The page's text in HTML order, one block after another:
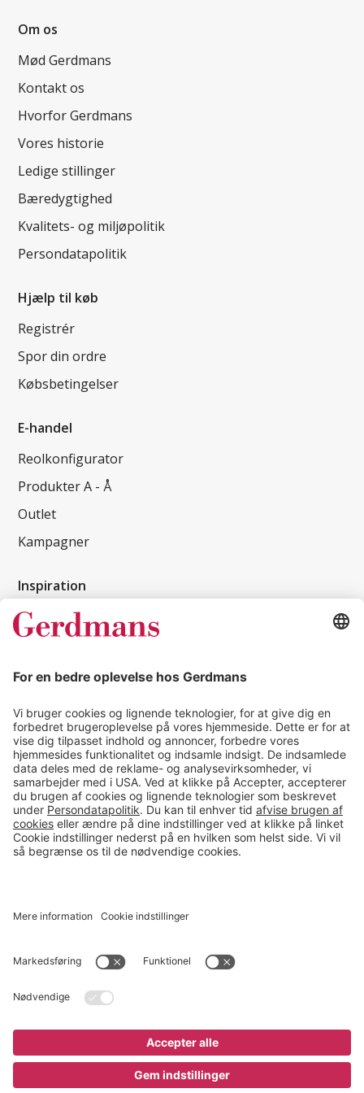
1.045 kr
Om os
Mød Gerdmans
Kontakt os
Hvorfor Gerdmans
Vores historie
Ledige stillinger
Bæredygtighed
Kvalitets- og miljøpolitik
Persondatapolitik
Hjælp til køb
Registrér
Spor din ordre
Købsbetingelser
E-handel
Reolkonfigurator
Produkter A - Å
Outlet
Kampagner
Inspiration
Kundereferencer
Tips & guides
Kontakt
salg@gerdmans.dk
49 18 07 07
Salgsafdeling åbningstider
08.00-16.00
© 2026 Gerdmans Kontor- & Lagerudstyr A/S Alle priser er ekskl.
Cookie indstillinger